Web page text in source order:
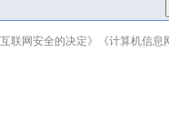
联网安全的决定》 《计算机信